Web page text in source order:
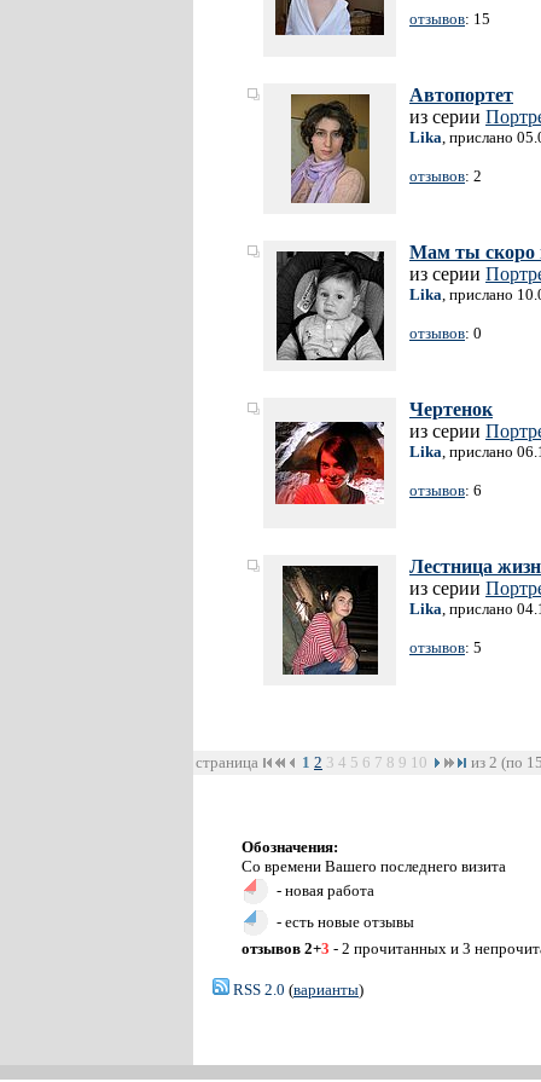
отзывов: 15
Автопортет
из серии
Lika, прислано
отзывов: 2
Мам ты скоро
из серии
Lika, прислано
отзывов: 0
Чертенок
из серии
Lika, прислано
отзывов: 6
Лестница
из серии
Lika, прислано
отзывов: 5
страница 1 2 3 4 5 6 7 8 9 10 из 2 (по
Обозначения:
Со времени Вашего последнего визита
- новая работа
- есть новые отзывы
отзывов 2+3 - 2 прочитанных и 3
RSS 2.0 (варианты)